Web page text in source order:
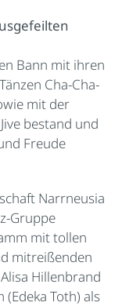
Bann mit ihren
Cha-Cha-
mit der
bestand und
Freude
Narrneusia
Gruppe
mit tollen
mitreißenden
Hillenbrand
Toth) als